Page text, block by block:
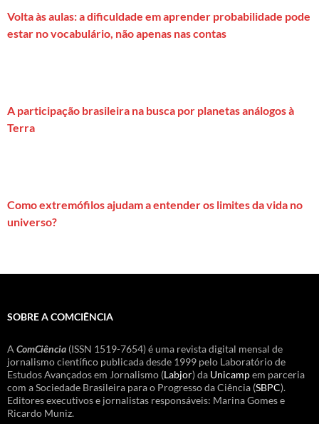
Volta às aulas: a dificuldade em aprender probabilidade pode
estar no vocabulário, não apenas nas contas
A participação brasileira na busca por planetas análogos à
Terra
Como extremófilos ajudam a entender os limites da vida no
universo?
SOBRE A COMCIÊNCIA
A ComCiência (ISSN 1519-7654) é uma revista digital mensal de
jornalismo científico publicada desde 1999 pelo Laboratório de
Estudos Avançados em Jornalismo (Labjor) da Unicampem parceria
com a Sociedade Brasileira para o Progresso da Ciência (SBPC).
Editores executivos e jornalistas responsáveis: Marina Gomes e
Ricardo Muniz.